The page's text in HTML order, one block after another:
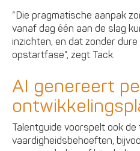
“Die pragmatische aanpak
vanaf dag één aan de slag
inzichten, en dat zonder
opstartfase”, zegt Tack.
AI genereert
Talentguide voorspelt ook
vaardigheidsbehoeften,